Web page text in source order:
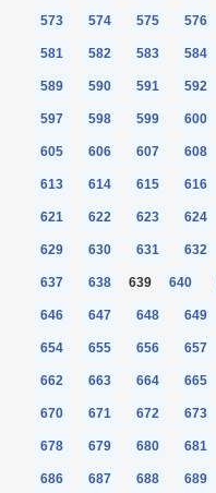
573 574 575 576
581 582 583 584
589 590 591 592
597 598 599 600
605 606 607 608
613 614 615 616
621 622 623 624
629 630 631 632
637 638 639 640
646 647 648 649
654 655 656 657
662 663 664 665
670 671 672 673
678 679 680 681
686 687 688 689